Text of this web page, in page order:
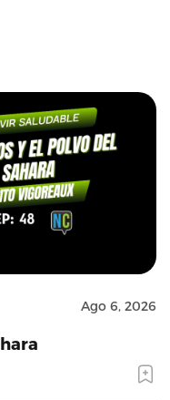
Ago 6, 2026